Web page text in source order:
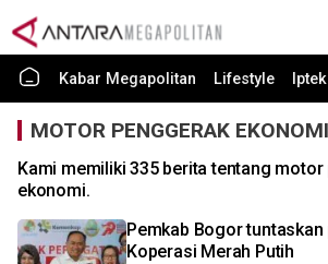
Kabar Megapolitan Lifestyle Iptek
MOTOR PENGGERAK EKONOMI
Kami memiliki 335 berita tentang
ekonomi.
Pemkab Bogor
Koperasi Merah Putih